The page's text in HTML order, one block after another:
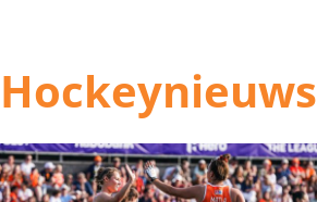
Hockeynieuws